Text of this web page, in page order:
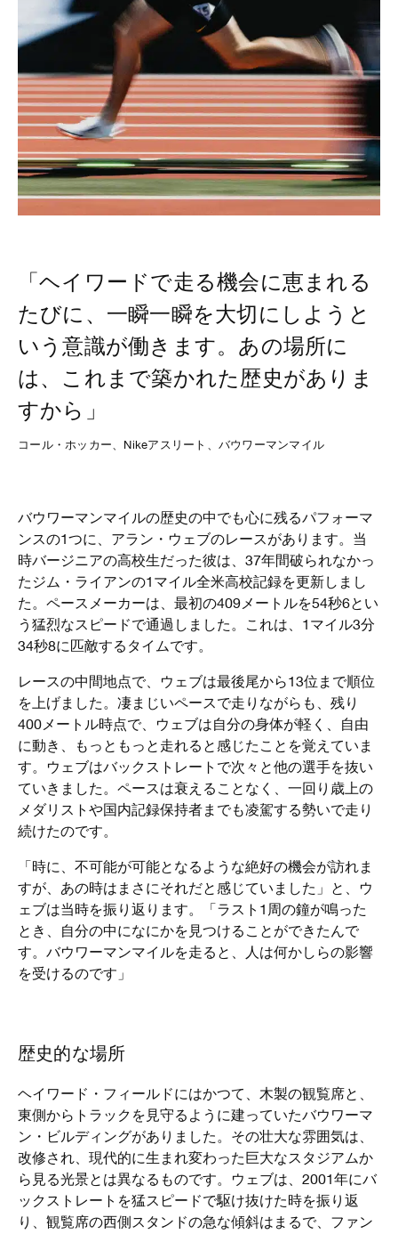
「ヘイワードで走る機会に恵まれる
たびに、一瞬一瞬を大切にしようと
いう意識が働きます。あの場所に
は、これまで築かれた歴史がありま
すから」
コール・ホッカー、Nikeアスリート、バウワーマンマイル
バウワーマンマイルの歴史の中でも心に残るパフォーマ
ンスの1つに、アラン・ウェブのレースがあります。当
時バージニアの高校生だった彼は、37年間破られなかっ
たジム・ライアンの1マイル全米高校記録を更新しまし
た。ペースメーカーは、最初の409メートルを54秒6とい
う猛烈なスピードで通過しました。これは、1マイル3分
34秒8に匹敵するタイムです。
レースの中間地点で、ウェブは最後尾から13位まで順位
を上げました。凄まじいペースで走りながらも、残り
400メートル時点で、ウェブは自分の身体が軽く、自由
に動き、もっともっと走れると感じたことを覚えていま
す。ウェブはバックストレートで次々と他の選手を抜い
ていきました。ペースは衰えることなく、一回り歳上の
メダリストや国内記録保持者までも凌駕する勢いで走り
続けたのです。
「時に、不可能が可能となるような絶好の機会が訪れま
すが、あの時はまさにそれだと感じていました」と、ウ
ェブは当時を振り返ります。「ラスト1周の鐘が鳴った
とき、自分の中になにかを見つけることができたんで
す。バウワーマンマイルを走ると、人は何かしらの影響
を受けるのです」
歴史的な場所
ヘイワード・フィールドにはかつて、木製の観覧席と、
東側からトラックを見守るように建っていたバウワーマ
ン・ビルディングがありました。その壮大な雰囲気は、
改修され、現代的に生まれ変わった巨大なスタジアムか
ら見る光景とは異なるものです。ウェブは、2001年にバ
ックストレートを猛スピードで駆け抜けた時を振り返
り、観覧席の西側スタンドの急な傾斜はまるで、ファン